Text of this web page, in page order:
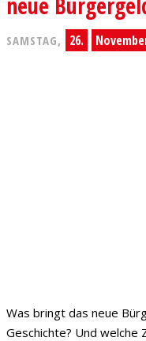
SAMSTAG, 26.
Was bringt das neue
Geschichte? Und welche